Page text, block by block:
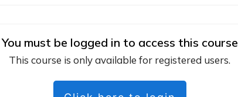
You must be logged in to access this course
This course is only available for registered users.